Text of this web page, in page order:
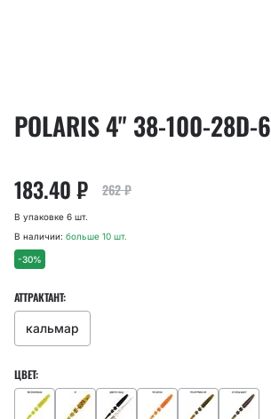
POLARIS 4" 38-100-28D-6
183.40₽ 262₽
-30%
В упаковке 6 шт.
В наличии: больше 10 шт.
АТТРАКТАНТ:
кальмар
ЦВЕТ: